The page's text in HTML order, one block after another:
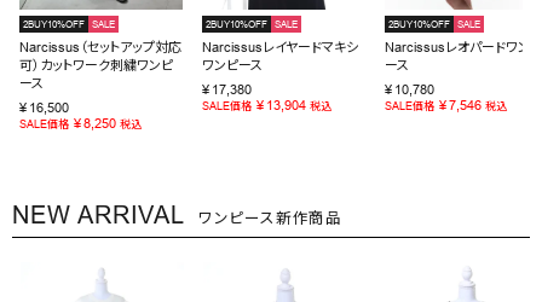
2BUY10%OFF SALE
Narcissus（セットアップ対応
可）カットワーク刺繍ワンピ
ース
¥ 16,500
SALE価格 ¥8,250 税込
2BUY10%OFF SALE
Narcissusレイヤードマキシ
ワンピース
¥ 17,380
SALE価格 ¥ 13,904 税込
2BUY10%OFF SALE
Narcissusレオパードワンピ
ース
¥ 10,780
SALE価格 ¥7,546 税込
NEW ARRIVAL ワンピース新作商品